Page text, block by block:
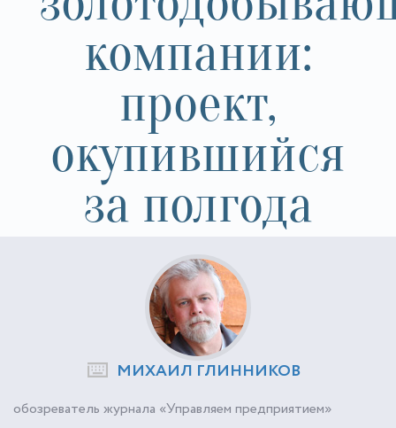
компании:
проект,
окупившийся
за полгода
МИХАИЛ ГЛИННИКОВ
обозреватель журнала «Управляем предприятием»